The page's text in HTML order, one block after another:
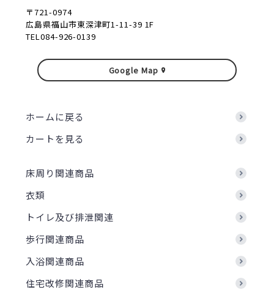
〒721-0974
広島県福山市東深津町1-11-39 1F
TEL084-926-0139
Google Map
ホームに戻る
カートを見る
床周り関連商品
衣類
トイレ及び排泄関連
歩行関連商品
入浴関連商品
住宅改修関連商品